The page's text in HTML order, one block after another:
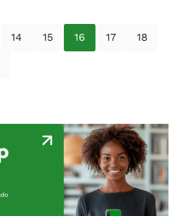
14 15 16 17 18